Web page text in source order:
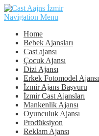
Navigation Menu
Home
Bebek Ajansları
Cast ajansı
Çocuk Ajansı
Dizi Ajansı
Erkek Fotomodel Ajansı
İzmir Ajans Başvuru
İzmir Cast Ajansları
Mankenlik Ajansı
Oyunculuk Ajansı
Prodüksiyon
Reklam Ajansı